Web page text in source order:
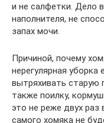
и не салфетки. Дело
наполнителя, не
запах мочи.
Причиной, почему
нерегулярная
вытряхивать старую
также поилку,
это не реже двух раз
самого хомяка не